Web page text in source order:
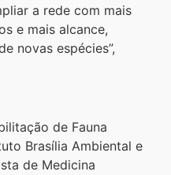
a rede com mais
e mais alcance,
novas espécies”,
de Fauna
Brasília Ambiental e
de Medicina